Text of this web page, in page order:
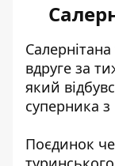
вдруге за
який
суперника
Поєдинок